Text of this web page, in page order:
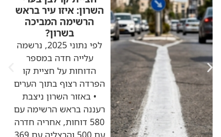
השרון: איזו עיר בראש
הרשימה המביכה
בשרון?
לפי נתוני 2025, נרשמה
עלייה חדה במספר
הדוחות על חציית קו
הפרדה רצוף בתוך הערים
• באזור השרון ניצבת
רעננה בראש הרשימה עם
580 דוחות, אחריה חדרה